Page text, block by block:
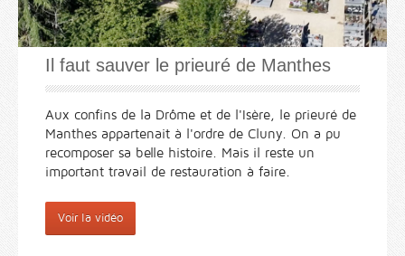
Il faut sauver le prieuré de Manthes
Aux confins de la Drôme et de l'Isère, le prieuré de
Manthes appartenait à l'ordre de Cluny. On a pu
recomposer sa belle histoire. Mais il reste un
important travail de restauration à faire.
Voir la vidéo